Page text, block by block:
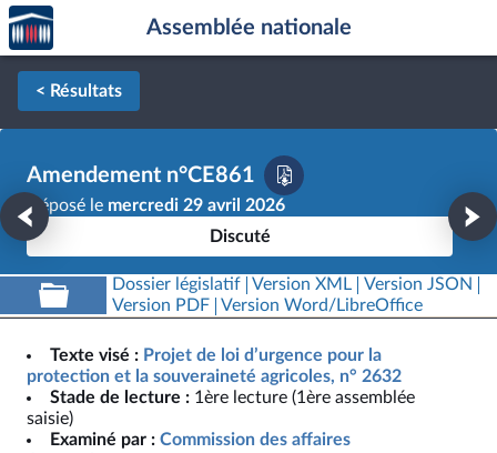
Aller au contenu
Aller en bas de la page
Accèder
à la
page
d'accueil
Assemblée nationale
< Résultats
Amendement n°CE861
Déposé le mercredi 29 avril 2026
Discuté
Dossier législatif Version XML
Version JSON
Version PDF
Version Word/LibreOffice
Texte visé : Projet de loi d’urgence pour la
protection et la souveraineté agricoles, n° 2632
Stade de lecture : 1ère lecture (1ère assemblée
saisie)
Examiné par : Commission des affaires